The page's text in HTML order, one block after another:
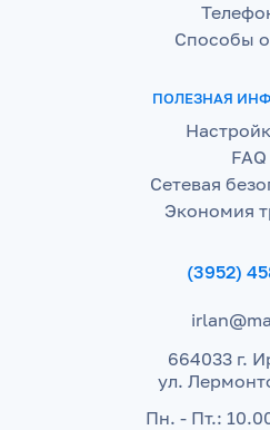
Способы
ПОЛЕЗНАЯ
FAQ
Сетевая
Экономия
(3952)
664033 г.
ул.
Пн. - Пт.: